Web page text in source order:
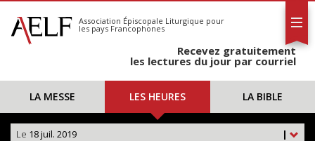
S'abonner
Calendrier
Association Épiscopale Liturgique pour
les pays Francophones
Recevez gratuitement
les lectures du jour par courriel
LA MESSE LES HEURES LA BIBLE
|
Le 18 juil. 2019